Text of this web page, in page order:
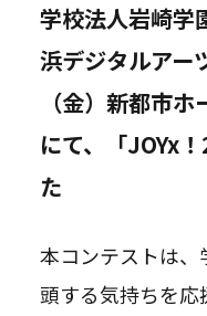
学校法人岩崎学
浜デジタルアー
（金）新都市
にて、「JOYx
た
本コンテストは
頭する気持ちを